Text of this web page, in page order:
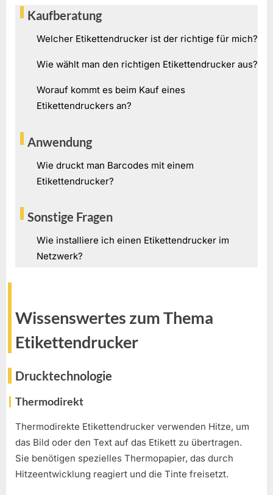
Kaufberatung
Welcher Etikettendrucker ist der richtige für mich?
Wie wählt man den richtigen Etikettendrucker aus?
Worauf kommt es beim Kauf eines
Etikettendruckers an?
Anwendung
Wie druckt man Barcodes mit einem
Etikettendrucker?
Sonstige Fragen
Wie installiere ich einen Etikettendrucker im
Netzwerk?
Wissenswertes zum Thema
Etikettendrucker
Drucktechnologie
Thermodirekt
Thermodirekte Etikettendrucker verwenden Hitze, um
das Bild oder den Text auf das Etikett zu übertragen.
Sie benötigen spezielles Thermopapier, das durch
Hitzeentwicklung reagiert und die Tinte freisetzt.